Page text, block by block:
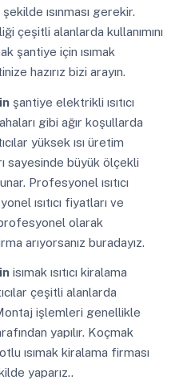
şekilde ısınması gerekir.
çeşitli alanlarda kullanımını
şantiye için ısımak
hazırız bizi arayın.
şantiye elektrikli ısıtıcı
gibi ağır koşullarda
yüksek ısı üretim
sayesinde büyük ölçekli
Profesyonel ısıtıcı
ısıtıcı fiyatları ve
olarak
arıyorsanız buradayız.
isımak ısıtıcı kiralama
çeşitli alanlarda
işlemleri genellikle
yapılır. Koçmak
ısımak kiralama firması
yaparız..